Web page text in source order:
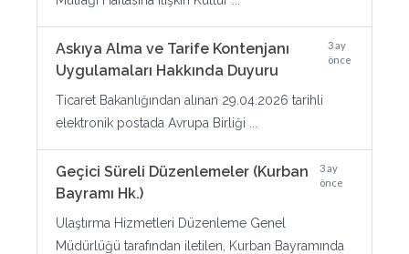
Askıya Alma ve Tarife Kontenjanı
Uygulamaları Hakkında Duyuru
3 ay
önce
Ticaret Bakanlığından alınan 29.04.2026 tarihli
elektronik postada Avrupa Birliği ...
Geçici Süreli Düzenlemeler (Kurban
Bayramı Hk.)
3 ay
önce
Ulaştırma Hizmetleri Düzenleme Genel
Müdürlüğü tarafından iletilen, Kurban Bayramında